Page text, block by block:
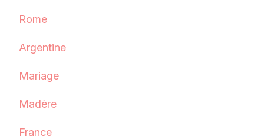
Rome
Argentine
Mariage
Madère
France